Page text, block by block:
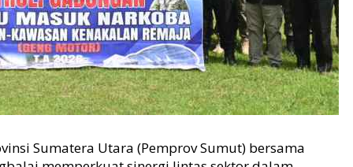
Sumatera Utara (Pemprov Sumut) bersama